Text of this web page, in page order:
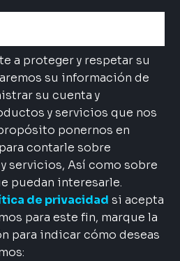
a proteger y respetar su
su información de
su cuenta y
y servicios que nos
ponernos en
contarle sobre
servicios, Así como sobre
puedan interesarle.
de privacidad si acepta
para este fin, marque la
para indicar cómo deseas